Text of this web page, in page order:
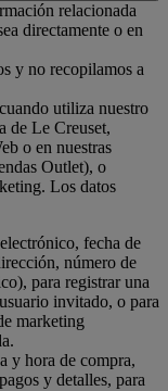
relacionada
directamente o en
y no recopilamos a
utiliza nuestro
de Le Creuset,
o en nuestras
Outlet), o
Los datos
fecha de
número de
para registrar una
invitado, o para
marketing
y hora de compra,
y detalles, para